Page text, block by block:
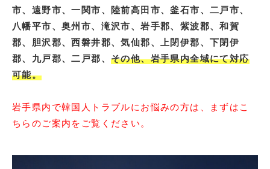
市、遠野市、一関市、陸前高田市、釜石市、二戸市、
八幡平市、奥州市、滝沢市、岩手郡、紫波郡、和賀
郡、胆沢郡、西磐井郡、気仙郡、上閉伊郡、下閉伊
郡、九戸郡、二戸郡、 その他、岩手県内全域にて対応
可能。
岩手県内で韓国人トラブルにお悩みの方は、まずはこ
ちらのご案内をご覧ください。